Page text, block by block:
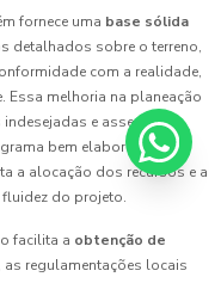
fornece uma base sólida
detalhados sobre o terreno,
com a realidade,
Essa melhoria na planeação
e assegurem
bem elaborado, com
a alocação dos recursos e a
do projeto.
facilita a obtenção de
as regulamentações locais